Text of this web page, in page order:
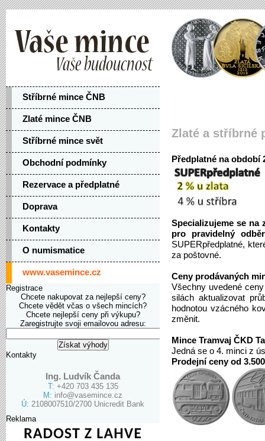
Stříbrné mince ČNB
Zlaté mince ČNB
Stříbrné mince svět
Obchodní podmínky
Rezervace a předplatné
Doprava
Kontakty
O numismatice
www.vasemince.cz
Registrace
Chcete nakupovat za nejlepší ceny?
Chcete vědět včas o všech mincích?
Chcete nejlepší ceny při výkupu?
Zaregistrujte svoji emailovou adresu:
Kontakty
Ing. Ludvík Čanda
T: +420 703 435 135
M: info@vasemince.cz
Ú: 2108007510/2700 Unicredit Bank
Reklama
Zlaté a stříbrné
Předplatné na období
Specializujeme se na
pro pravidelný
SUPERpředplatné,
za poštovné.
Ceny prodávaných
Všechny uvedené
silách aktualizovat
hodnotou vzácného
změnit.
Mince Tramvaj ČKD
Jedná se o 4. minci z
Prodejní ceny od